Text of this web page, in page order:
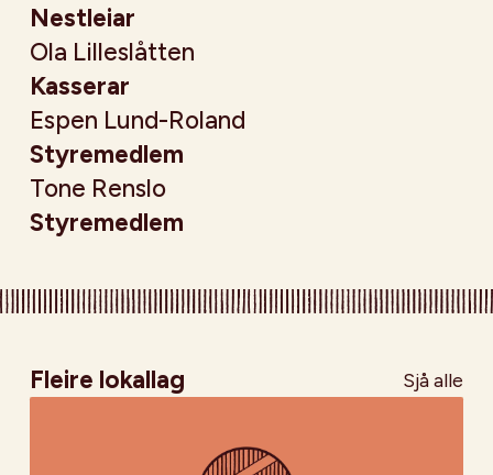
Nestleiar
Ola Lilleslåtten
Kasserar
Espen Lund-Roland
Styremedlem
Tone Renslo
Styremedlem
Fleire lokallag Sjå alle